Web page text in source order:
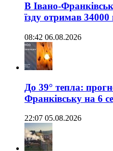
В Івано-
їзду отримав
08:42 06.08.2026
До 39° тепла:
Франківську на 6
22:07 05.08.2026